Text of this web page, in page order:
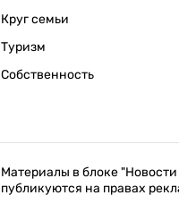
Круг семьи
Туризм
Собственность
Материалы в блоке
публикуются на правах